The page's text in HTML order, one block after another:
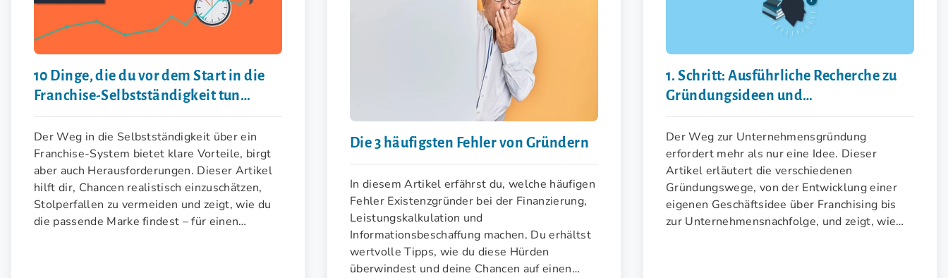
10 Dinge, die du vor dem Start in die
Franchise-Selbstständigkeit tun
solltest
Der Weg in die Selbstständigkeit über ein
Franchise-System bietet klare Vorteile, birgt
aber auch Herausforderungen. Dieser Artikel
hilft dir, Chancen realistisch einzuschätzen,
Stolperfallen zu vermeiden und zeigt, wie du
die passende Marke findest – für einen
Die 3 häufigsten Fehler von Gründern
In diesem Artikel erfährst du, welche häufigen
Fehler Existenzgründer bei der Finanzierung,
Leistungskalkulation und
Informationsbeschaffung machen. Du erhältst
wertvolle Tipps, wie du diese Hürden
überwindest und deine Chancen auf einen
1. Schritt: Ausführliche Recherche zu
Gründungsideen und
Herausforderungen
Der Weg zur Unternehmensgründung
erfordert mehr als nur eine Idee. Dieser
Artikel erläutert die verschiedenen
Gründungswege, von der Entwicklung einer
eigenen Geschäftsidee über Franchising bis
zur Unternehmensnachfolge, und zeigt, wie